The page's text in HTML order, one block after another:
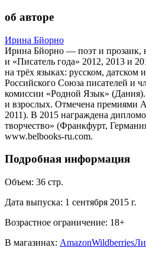
об авторе
Ирина Бйорно
Ирина Бйорно — поэт и прозаик,
и «Писатель года» 2012, 2013 и
на трёх языках: русском, датском
Российского Союза писателей и
комиссии «Родной Язык»
и взрослых. Отмечена премиями
2011). В 2015 награждена
творчество» (Франкфурт,
www.belbooks-ru.com.
Подробная информация
Объем: 36 стр.
Дата выпуска: 1 сентября 2015 г.
Возрастное ограничение: 18+
В магазинах: AmazonWildberries